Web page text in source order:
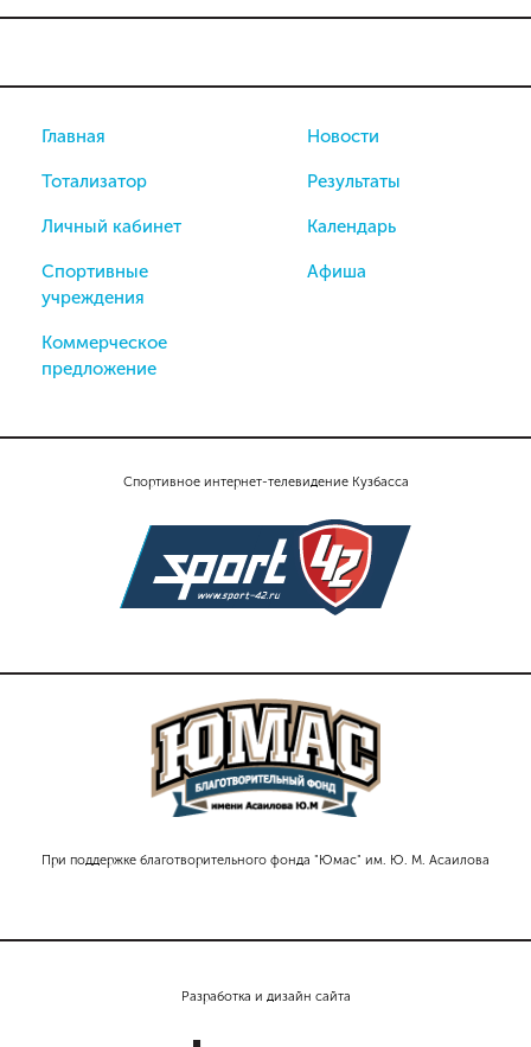
Спортивное интернет-телевидение Кузбасса
При поддержке благотворительного фонда "Юмас" им. Ю. М. Асаилова
Главная
Тотализатор
Личный кабинет
Спортивные
учреждения
Коммерческое
предложение
Новости
Результаты
Календарь
Афиша
Разработка и дизайн сайта